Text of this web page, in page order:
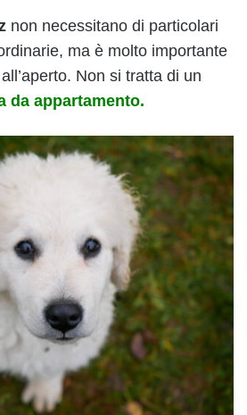
non necessitano di particolari
ma è molto importante
Non si tratta di un
da appartamento.